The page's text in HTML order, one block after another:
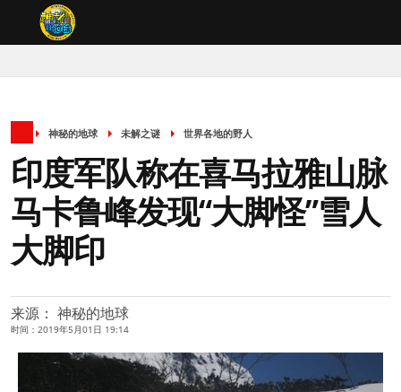
神秘的地球 未解之谜 世界各地的野人
印度军队称在喜马拉雅山脉
马卡鲁峰发现“大脚怪”雪人
大脚印
来源： 神秘的地球
时间：2019年5月01日 19:14